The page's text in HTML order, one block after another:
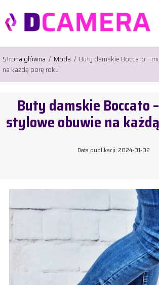
Strona główna / Moda / Buty damskie Boccato –
na każdą porę roku
Buty damskie Boccato
stylowe obuwie na
Data publikacji: 2024-01-02